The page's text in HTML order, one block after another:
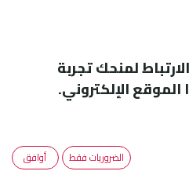
Amoun
لمنحك تجربة
الإلكتروني.
الضروريات فقط أوافق